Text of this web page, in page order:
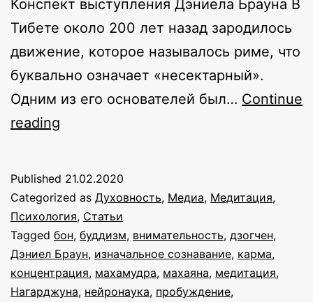
Конспект выступления Дэниела Брауна В
Тибете около 200 лет назад зародилось
движение, которое называлось риме, что
буквально означает «несектарный».
Одним из его основателей был… Continue
reading
развития.
Конспект
выступления
Дэниела
Брауна
Published 21.02.2020
Categorized as Духовность, Медиа, Медитация,
Психология, Статьи
Tagged бон, буддизм, внимательность, дзогчен,
Дэниел Браун, изначальное сознавание, карма,
концентрация, махамудра, махаяна, медитация,
Нагарджуна, нейронаука, пробуждение,